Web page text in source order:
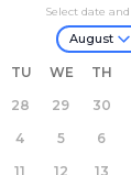
Select date
August
TU WE TH
28 29 30
4 5 6
11 12 13